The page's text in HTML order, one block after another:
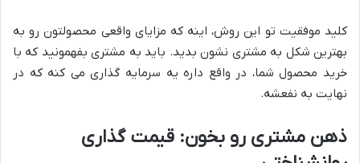
کلید موفقیت تو این روش، اینه که مزایای واقعی محصولتون رو به
بهترین شکل به مشتری نشون بدید. باید به مشتری بفهمونید که با
خرید محصول شما، در واقع داره یه سرمایه گذاری می کنه که در
نهایت به نفعشه.
ذهن مشتری رو بخون: قیمت گذاری